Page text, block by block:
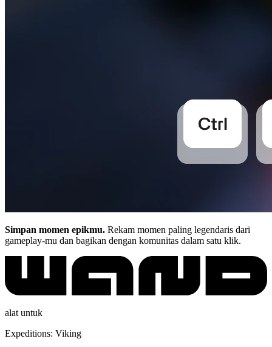
Simpan momen epikmu. Rekam momen paling legendaris dari
gameplay-mu dan bagikan dengan komunitas dalam satu klik.
alat untuk
Expeditions: Viking